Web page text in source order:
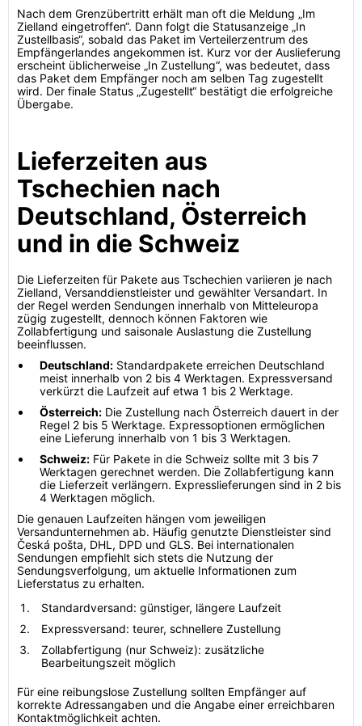
Nach dem Grenzübertritt erhält man oft die Meldung „Im
Zielland eingetroffen“. Dann folgt die Statusanzeige „In
Zustellbasis“, sobald das Paket im Verteilerzentrum des
Empfängerlandes angekommen ist. Kurz vor der Auslieferung
erscheint üblicherweise „In Zustellung“, was bedeutet, dass
das Paket dem Empfänger noch am selben Tag zugestellt
wird. Der finale Status „Zugestellt“ bestätigt die erfolgreiche
Übergabe.
Lieferzeiten aus
Tschechien nach
Deutschland, Österreich
und in die Schweiz
Die Lieferzeiten für Pakete aus Tschechien variieren je nach
Zielland, Versanddienstleister und gewählter Versandart. In
der Regel werden Sendungen innerhalb von Mitteleuropa
zügig zugestellt, dennoch können Faktoren wie
Zollabfertigung und saisonale Auslastung die Zustellung
beeinflussen.
Deutschland: Standardpakete erreichen Deutschland
meist innerhalb von 2 bis 4 Werktagen. Expressversand
verkürzt die Laufzeit auf etwa 1 bis 2 Werktage.
Österreich: Die Zustellung nach Österreich dauert in der
Regel 2 bis 5 Werktage. Expressoptionen ermöglichen
eine Lieferung innerhalb von 1 bis 3 Werktagen.
Schweiz: Für Pakete in die Schweiz sollte mit 3 bis 7
Werktagen gerechnet werden. Die Zollabfertigung kann
die Lieferzeit verlängern. Expresslieferungen sind in 2 bis
4 Werktagen möglich.
Die genauen Laufzeiten hängen vom jeweiligen
Versandunternehmen ab. Häufig genutzte Dienstleister sind
Česká pošta, DHL, DPD und GLS. Bei internationalen
Sendungen empfiehlt sich stets die Nutzung der
Sendungsverfolgung, um aktuelle Informationen zum
Lieferstatus zu erhalten.
Standardversand: günstiger, längere Laufzeit
Expressversand: teurer, schnellere Zustellung
Zollabfertigung (nur Schweiz): zusätzliche
Bearbeitungszeit möglich
Für eine reibungslose Zustellung sollten Empfänger auf
korrekte Adressangaben und die Angabe einer erreichbaren
Kontaktmöglichkeit achten.